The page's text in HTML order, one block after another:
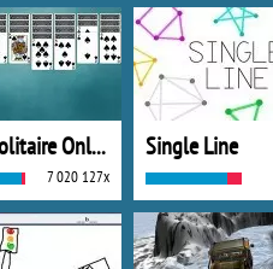
Spider Solitaire Online
7 020 127x
Single Line